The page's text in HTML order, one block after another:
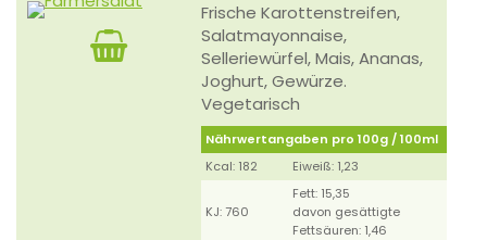
Frische Karottenstreifen,
Salatmayonnaise,
Selleriewürfel, Mais, Ananas,
Joghurt, Gewürze.
Vegetarisch
Nährwertangaben pro 100g / 100ml
Kcal: 182
Eiweiß: 1,23
KJ: 760
Fett: 15,35
davon gesättigte
Fettsäuren: 1,46